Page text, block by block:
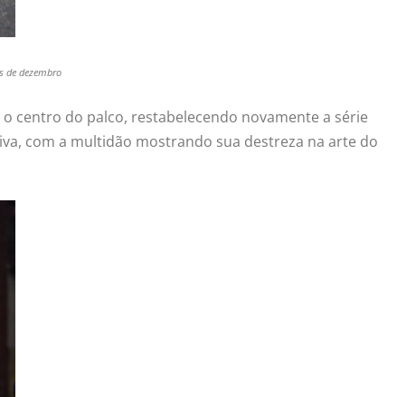
de dezembro
centro do palco, restabelecendo novamente a série
com a multidão mostrando sua destreza na arte do